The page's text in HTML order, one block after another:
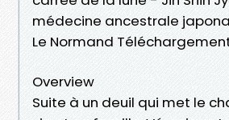
médecine ancestrale
Le Normand
Overview
Suite à un deuil qui met le